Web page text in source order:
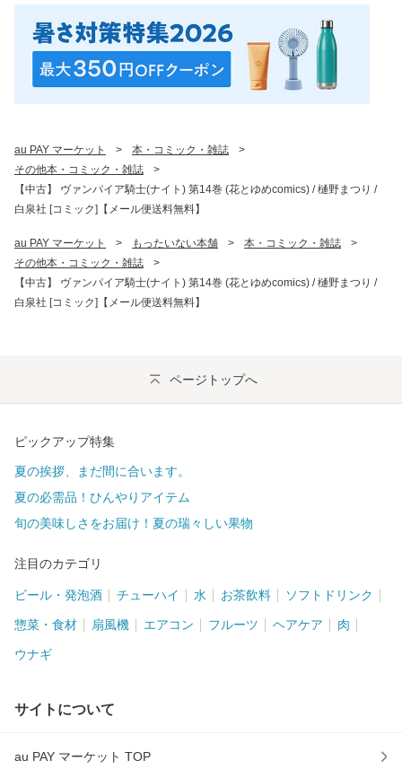
au PAY マーケット > 本・コミック・雑誌
>
その他本・コミック・雑誌
>
【中古】 ヴァンパイア騎士(ナイト) 第14巻 (花とゆめcomics) / 樋野まつり /
白泉社 [コミック]【メール便送料無料】
au PAY マーケット > もったいない本舗 > 本・コミック・雑誌
>
その他本・コミック・雑誌
>
【中古】 ヴァンパイア騎士(ナイト) 第14巻 (花とゆめcomics) / 樋野まつり /
白泉社 [コミック]【メール便送料無料】
ページトップへ
ピックアップ特集
夏の挨拶、まだ間に合います。
夏の必需品！ひんやりアイテム
旬の美味しさをお届け！夏の瑞々しい果物
注目のカテゴリ
ビール・発泡酒 チューハイ 水 お茶飲料 ソフトドリンク
惣菜・食材 扇風機 エアコン フルーツ ヘアケア 肉
ウナギ
サイトについて
au PAY マーケット TOP